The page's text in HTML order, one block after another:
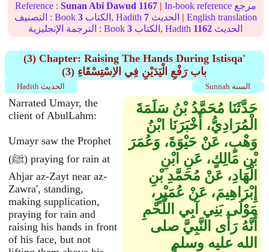
Reference : Sunan Abi Dawud 1167 | In-book reference مرجع
التصنيف : Book 3 الكتاب, Hadith 7 | English translation
الترجمة الإنجليزية : Book3 الكتاب, Hadith 1162 الحديث
(3) Chapter: Raising The Hands During Istisqa'
(3) باب رَفْعِ الْيَدَيْنِ فِي الاِسْتِسْقَاءِ
Sunnah السنة Hadith الحديث
Narrated Umayr, the
client of AbulLahm:
Umayr saw the Prophet
(ﷺ) praying for rain at
Ahjar az-Zayt near az-
Zawra', standing,
making supplication,
praying for rain and
raising his hands in front
of his face, but not
حَدَّثَنَا مُحَمَّدُ بْنُ سَلَمَةَ
الْمُرَادِيُّ، أَخْبَرَنَا ابْنُ
وَهْبٍ، عَنْ حَيْوَةَ، وَعُمَرَ
بْنِ مَالِكٍ، عَنِ ابْنِ
الْهَادِ، عَنْ مُحَمَّدِ بْنِ
إِبْرَاهِيمَ، عَنْ عُمَيْرٍ،
مَوْلَى بَنِي آبِي اللَّحْمِ
أَنَّهُ رَأَى النَّبِيَّ صلى
الله عليه وسلم